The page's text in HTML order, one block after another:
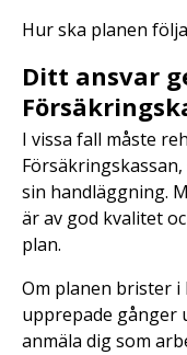
Hur ska planen
Ditt ansvar
I vissa fall måste
sin handläggning.
är av god kvalitet
plan.
Om planen brister
upprepade gånger
anmäla dig som